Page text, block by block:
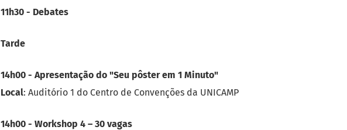
11h30 - Debates
Tarde
14h00 - Apresentação do "Seu pôster em 1 Minuto"
Local: Auditório 1 do Centro de Convenções da UNICAMP
14h00 - Workshop 4 – 30 vagas